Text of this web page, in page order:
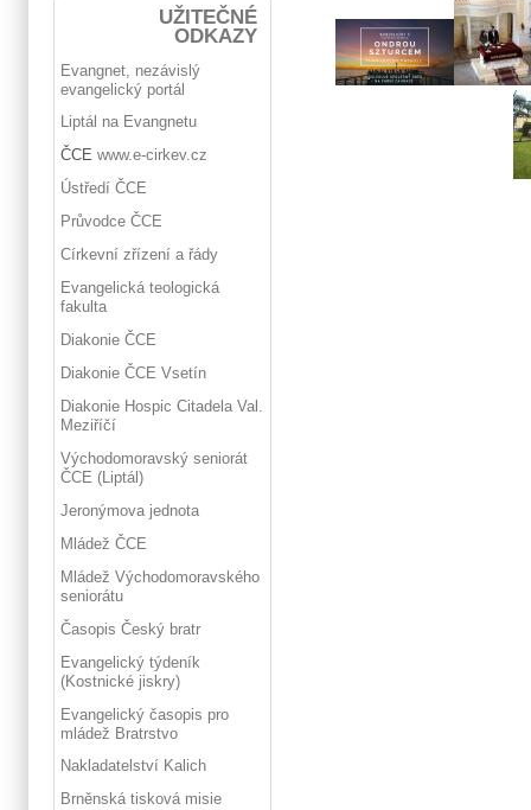
UŽITEČNÉ
ODKAZY
Evangnet, nezávislý
evangelický portál
Liptál na Evangnetu
ČCE www.e-cirkev.cz
Ústředí ČCE
Průvodce ČCE
Církevní zřízení a řády
Evangelická teologická
fakulta
Diakonie ČCE
Diakonie ČCE Vsetín
Diakonie Hospic Citadela Val.
Meziříčí
Východomoravský seniorát
ČCE (Liptál)
Jeronýmova jednota
Mládež ČCE
Mládež Východomoravského
seniorátu
Časopis Český bratr
Evangelický týdeník
(Kostnické jiskry)
Evangelický časopis pro
mládež Bratrstvo
Nakladatelství Kalich
Brněnská tisková misie